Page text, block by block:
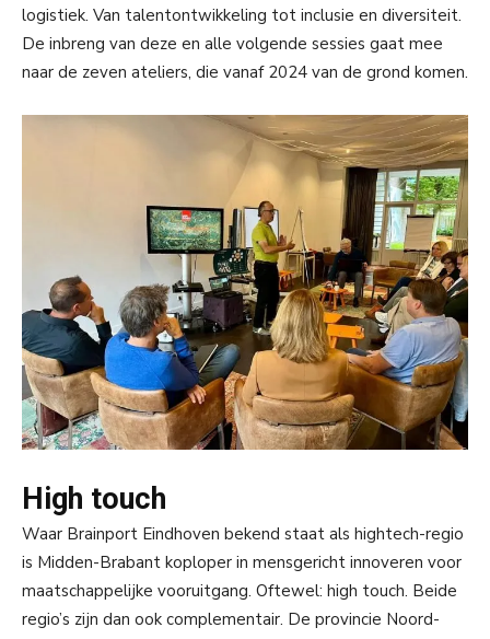
logistiek. Van talentontwikkeling tot inclusie en diversiteit.
De inbreng van deze en alle volgende sessies gaat mee
naar de zeven ateliers, die vanaf 2024 van de grond komen.
High touch
Waar Brainport Eindhoven bekend staat als hightech-regio
is Midden-Brabant koploper in mensgericht innoveren voor
maatschappelijke vooruitgang. Oftewel: high touch. Beide
regio’s zijn dan ook complementair. De provincie Noord-